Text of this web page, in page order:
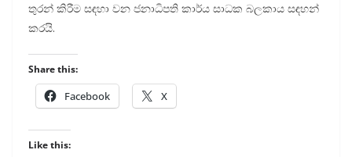
තුරන් කිරීම සඳහා වන ජනාධිපති කාර්ය සාධක බලකාය සඳහන්
කරයි.
Share this:
Facebook X
Like this: